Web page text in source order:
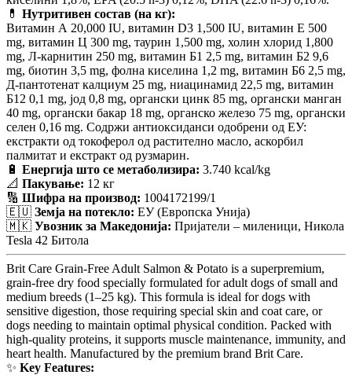
💊 Нутритивен состав (на кг):
Витамин А 20,000 IU, витамин D3 1,500 IU, витамин Е 500
mg, витамин Ц 300 mg, таурин 1,500 mg, холин хлорид 1,800
mg, Л-карнитин 250 mg, витамин Б1 2,5 mg, витамин Б2 9,6
mg, биотин 3,5 mg, фолна киселина 1,2 mg, витамин Б6 2,5 mg,
Д-пантотенат калциум 25 mg, ниацинамид 22,5 mg, витамин
Б12 0,1 mg, јод 0,8 mg, органски цинк 85 mg, органски манган
40 mg, органски бакар 18 mg, органско железо 75 mg, органски
селен 0,16 mg. Содржи антиоксиданси одобрени од ЕУ:
екстракти од токоферол од растително масло, аскорбил
палмитат и екстракт од рузмарин.
🔋 Енергија што се метаболизира: 3.740 kcal/kg
📐 Пакување: 12 кг
🔢 Шифра на производ: 1004172199/1
🇪🇺 Земја на потекло: ЕУ (Европска Унија)
🇲🇰 Увозник за Македонија: Пријатели – миленици, Никола
Tesla 42 Битола
Brit Care Grain-Free Adult Salmon & Potato is a superpremium,
grain-free dry food specially formulated for adult dogs of small and
medium breeds (1–25 kg). This formula is ideal for dogs with
sensitive digestion, those requiring special skin and coat care, or
dogs needing to maintain optimal physical condition. Packed with
high-quality proteins, it supports muscle maintenance, immunity, and
heart health. Manufactured by the premium brand Brit Care.
✨ Key Features: